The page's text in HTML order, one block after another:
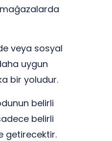
veya sosyal
uygun
bir yoludur.
belirli
belirli
getirecektir.